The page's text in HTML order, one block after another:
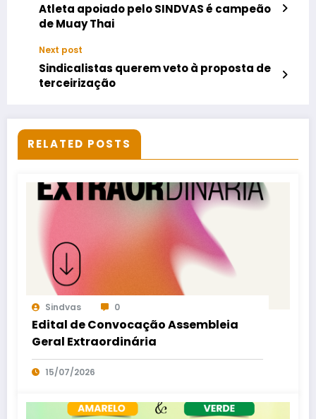
Atleta apoiado pelo SINDVAS é campeão
de Muay Thai
Next post
Sindicalistas querem veto à proposta de
terceirização
RELATED POSTS
Sindvas 0
Edital de Convocação Assembleia
Geral Extraordinária
15/07/2026